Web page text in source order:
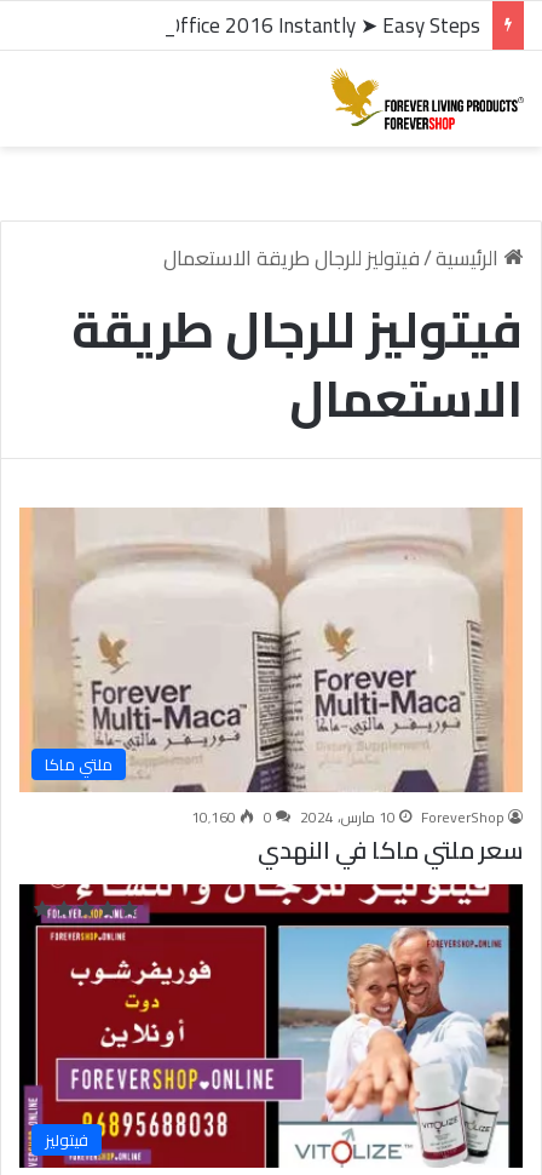
الرئيسية/فيتوليز للرجال طريقة الاستعمال
فيتوليز للرجال طريقة
الاستعمال
ملتي ماكا
ForeverShop 10 مارس، 2024 0 10٬160
سعر ملتي ماكا في النهدي
فيتوليز